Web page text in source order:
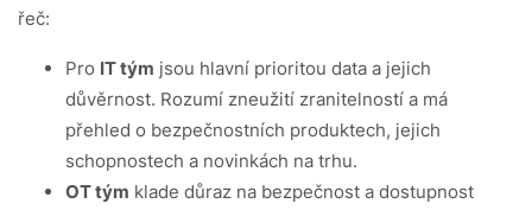
řeč:
Pro IT tým jsou hlavní prioritou data a jejich
důvěrnost. Rozumí zneužití zranitelností a má
přehled o bezpečnostních produktech, jejich
schopnostech a novinkách na trhu.
OT tým klade důraz na bezpečnost a dostupnost